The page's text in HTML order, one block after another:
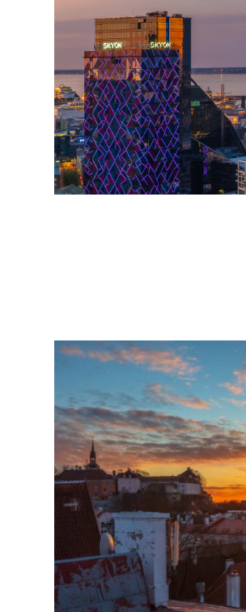
helikopterilt.
aerofoto
arhiiv
fotode
müük